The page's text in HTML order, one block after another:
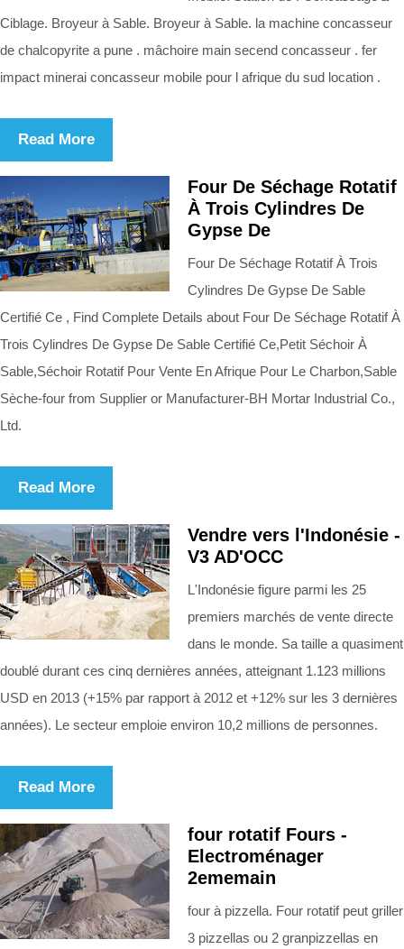
Ciblage. Broyeur à Sable. Broyeur à Sable. la machine concasseur
de chalcopyrite a pune . mâchoire main secend concasseur . fer
impact minerai concasseur mobile pour l afrique du sud location .
Read More
Four De Séchage Rotatif
À Trois Cylindres De
Gypse De
Four De Séchage Rotatif À Trois
Cylindres De Gypse De Sable
Certifié Ce , Find Complete Details about Four De Séchage Rotatif À
Trois Cylindres De Gypse De Sable Certifié Ce,Petit Séchoir À
Sable,Séchoir Rotatif Pour Vente En Afrique Pour Le Charbon,Sable
Sèche-four from Supplier or Manufacturer-BH Mortar Industrial Co.,
Ltd.
Read More
Vendre vers l'Indonésie -
V3 AD'OCC
L'Indonésie figure parmi les 25
premiers marchés de vente directe
dans le monde. Sa taille a quasiment
doublé durant ces cinq dernières années, atteignant 1.123 millions
USD en 2013 (+15% par rapport à 2012 et +12% sur les 3 dernières
années). Le secteur emploie environ 10,2 millions de personnes.
Read More
four rotatif Fours -
Electroménager
2ememain
four à pizzella. Four rotatif peut griller
3 pizzellas ou 2 granpizzellas en